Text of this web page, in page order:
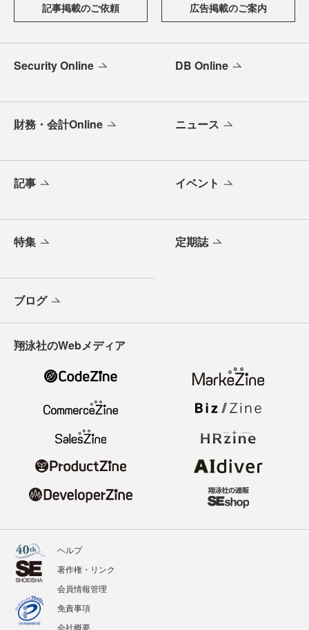
記事掲載のご依頼 広告掲載のご案内
Security Online DB Online
財務・会計Online ニュース
記事 イベント
特集 定期誌
ブログ
翔泳社のWebメディア
ヘルプ
著作権・リンク
会員情報管理
免責事項
会社概要